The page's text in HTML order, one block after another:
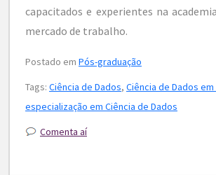
capacitados e experientes na
mercado de trabalho.
Postado em Pós-graduação
Tags: Ciência de Dados, Ciência de Dados
especialização em Ciência de Dados
Comenta aí